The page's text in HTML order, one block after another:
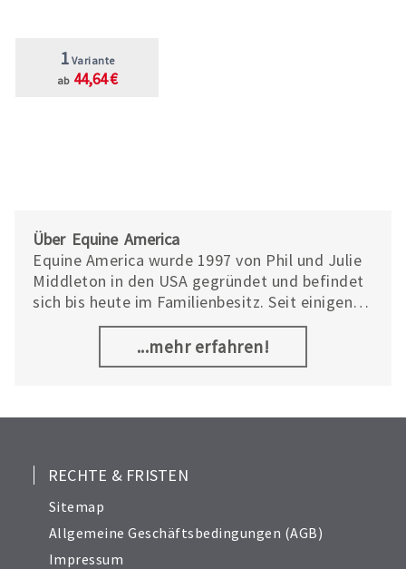
1 Variante
ab 44,64 €
Über Equine America
Equine America wurde 1997 von Phil und Julie
Middleton in den USA gegründet und befindet
sich bis heute im Familienbesitz. Seit einigen
Jahren wird das Unternehmen bei der
Produktion von der weltweit führenden
Pferdeernährungswissenschaftlerin Deborah
...mehr erfahren!
RECHTE & FRISTEN
Sitemap
Allgemeine Geschäftsbedingungen (AGB)
Impressum